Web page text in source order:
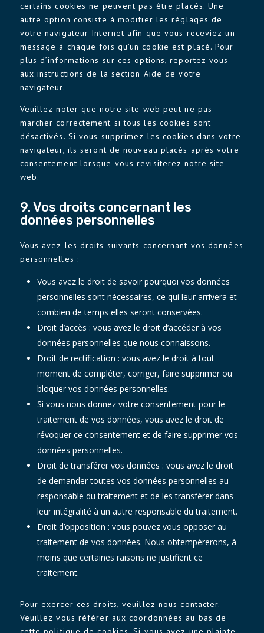
certains cookies ne peuvent pas être placés. Une
autre option consiste à modifier les réglages de
votre navigateur Internet afin que vous receviez un
message à chaque fois qu’un cookie est placé. Pour
plus d’informations sur ces options, reportez-vous
aux instructions de la section Aide de votre
navigateur.
Veuillez noter que notre site web peut ne pas
marcher correctement si tous les cookies sont
désactivés. Si vous supprimez les cookies dans votre
navigateur, ils seront de nouveau placés après votre
consentement lorsque vous revisiterez notre site
web.
9. Vos droits concernant les
données personnelles
Vous avez les droits suivants concernant vos données
personnelles :
Vous avez le droit de savoir pourquoi vos données
personnelles sont nécessaires, ce qui leur arrivera et
combien de temps elles seront conservées.
Droit d’accès : vous avez le droit d’accéder à vos
données personnelles que nous connaissons.
Droit de rectification : vous avez le droit à tout
moment de compléter, corriger, faire supprimer ou
bloquer vos données personnelles.
Si vous nous donnez votre consentement pour le
traitement de vos données, vous avez le droit de
révoquer ce consentement et de faire supprimer vos
données personnelles.
Droit de transférer vos données : vous avez le droit
de demander toutes vos données personnelles au
responsable du traitement et de les transférer dans
leur intégralité à un autre responsable du traitement.
Droit d’opposition : vous pouvez vous opposer au
traitement de vos données. Nous obtempérerons, à
moins que certaines raisons ne justifient ce
traitement.
Pour exercer ces droits, veuillez nous contacter.
Veuillez vous référer aux coordonnées au bas de